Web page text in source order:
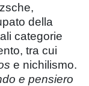
della
categorie
tra cui
e nichilismo.
e pensiero